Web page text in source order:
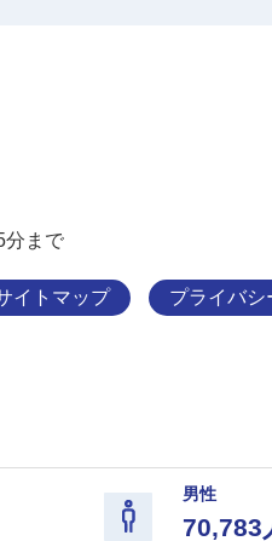
まで
イトマップ プライバシ